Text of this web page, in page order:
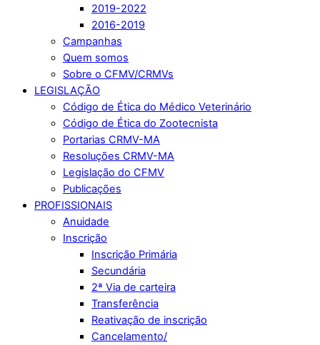
2019-2022
2016-2019
Campanhas
Quem somos
Sobre o CFMV/CRMVs
LEGISLAÇÃO
Código de Ética do Médico Veterinário
Código de Ética do Zootecnista
Portarias CRMV-MA
Resoluções CRMV-MA
Legislação do CFMV
Publicações
PROFISSIONAIS
Anuidade
Inscrição
Inscrição Primária
Secundária
2ª Via de carteira
Transferência
Reativação de inscrição
Cancelamento/